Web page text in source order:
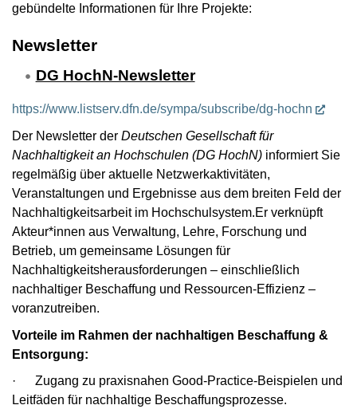
gebündelte Informationen für Ihre Projekte:
Newsletter
DG HochN-Newsletter
https://www.listserv.dfn.de/sympa/subscribe/dg-hochn
Der Newsletter der Deutschen Gesellschaft für
Nachhaltigkeit an Hochschulen (DG HochN) informiert Sie
regelmäßig über aktuelle Netzwerkaktivitäten,
Veranstaltungen und Ergebnisse aus dem breiten Feld der
Nachhaltigkeitsarbeit im Hochschulsystem.Er verknüpft
Akteur*innen aus Verwaltung, Lehre, Forschung und
Betrieb, um gemeinsame Lösungen für
Nachhaltigkeitsherausforderungen – einschließlich
nachhaltiger Beschaffung und Ressourcen-Effizienz –
voranzutreiben.
Vorteile im Rahmen der nachhaltigen Beschaffung &
Entsorgung:
· Zugang zu praxisnahen Good-Practice-Beispielen und
Leitfäden für nachhaltige Beschaffungsprozesse.